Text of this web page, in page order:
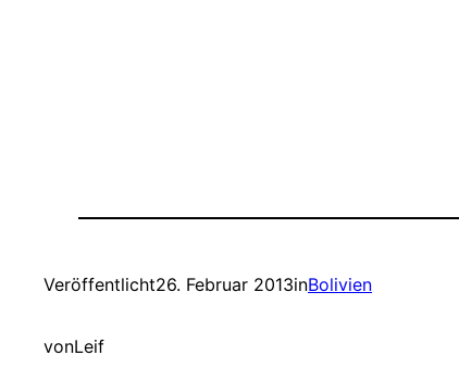
Veröffentlicht26. Februar 2013inBolivien
vonLeif